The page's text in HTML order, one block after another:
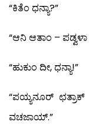
“ಕಿತೆಂ ಧನ್ಯಾ?”
“ಆನಿ ಆತಾಂ –
“ಹುಕುಂ ದೀ, ಧನ್ಯಾ!”
“ಪಯ್ಯನೂರ್
ವಚಜಾಯ್.”